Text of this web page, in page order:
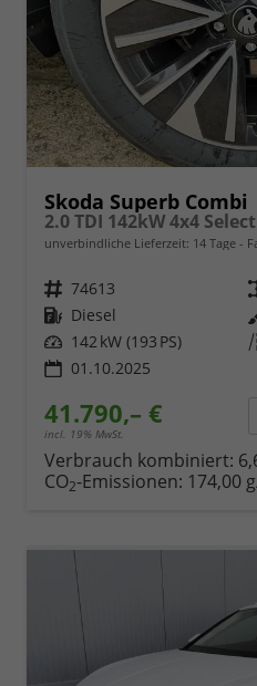
Skoda Superb Combi
2.0 TDI 142kW 4x4
unverbindliche Lieferzeit: 14 Tage
Fahrzeugnr. 74613
Kraftstoff Diesel
Leistung 142 kW (193 PS)
01.10.2025
41.790,– €
incl. 19% MwSt.
Verbrauch kombiniert:
CO2-Emissionen: 174,00